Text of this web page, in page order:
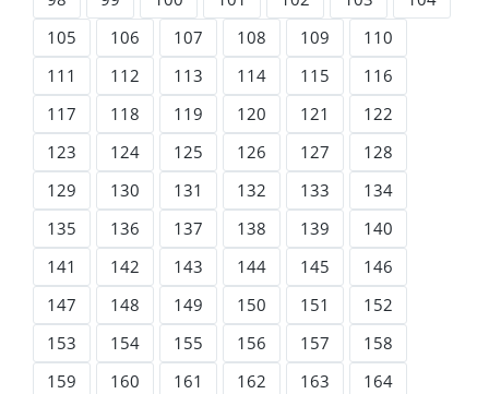
105
106 107 108 109
110
111
112 113 114 115
116
117
118 119 120 121
122
123
124 125 126 127
128
129
130 131 132 133
134
135
136 137 138 139
140
141
142 143 144 145
146
147
148 149 150 151
152
153
154 155 156 157
158
159
160 161 162 163
164